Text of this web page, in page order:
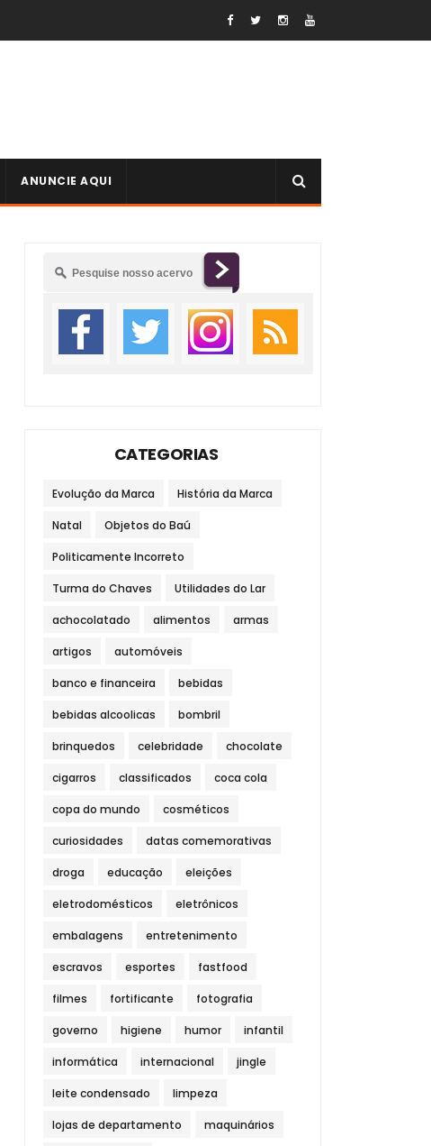
ANUNCIE AQUI
CATEGORIAS
Evolução da Marca História da Marca
Natal Objetos do Baú
Politicamente Incorreto
Turma do Chaves Utilidades do Lar
achocolatado alimentos armas
artigos automóveis
banco e financeira bebidas
bebidas alcoolicas bombril
brinquedos celebridade chocolate
cigarros classificados coca cola
copa do mundo cosméticos
curiosidades datas comemorativas
droga educação eleições
eletrodomésticos eletrônicos
embalagens entretenimento
escravos esportes fastfood
filmes fortificante fotografia
governo higiene humor infantil
informática internacional jingle
leite condensado limpeza
lojas de departamento maquinários